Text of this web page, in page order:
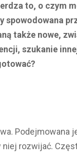
to, o czym
także nowe,
szukanie
Podejmowana
rozwijać.